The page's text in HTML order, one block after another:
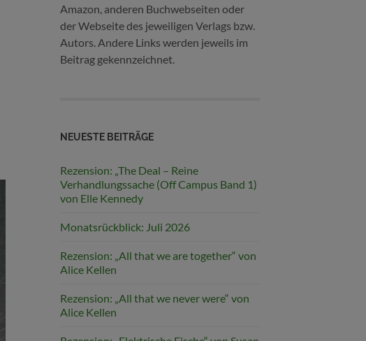
Amazon, anderen Buchwebseiten oder
der Webseite des jeweiligen Verlags bzw.
Autors. Andere Links werden jeweils im
Beitrag gekennzeichnet.
NEUESTE BEITRÄGE
Rezension: „The Deal – Reine
Verhandlungssache (Off Campus Band 1)
von Elle Kennedy
Monatsrückblick: Juli 2026
Rezension: „All that we are together“ von
Alice Kellen
Rezension: „All that we never were“ von
Alice Kellen